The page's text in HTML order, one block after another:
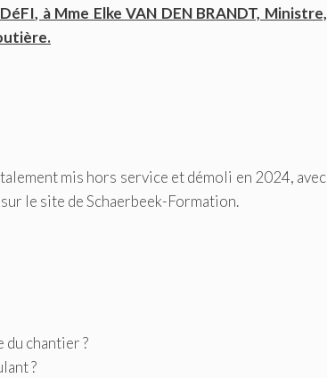
à Mme Elke VAN DEN BRANDT, Ministre,
mis hors service et démoli en 2024, avec
le site de Schaerbeek-Formation.
du chantier ?
?